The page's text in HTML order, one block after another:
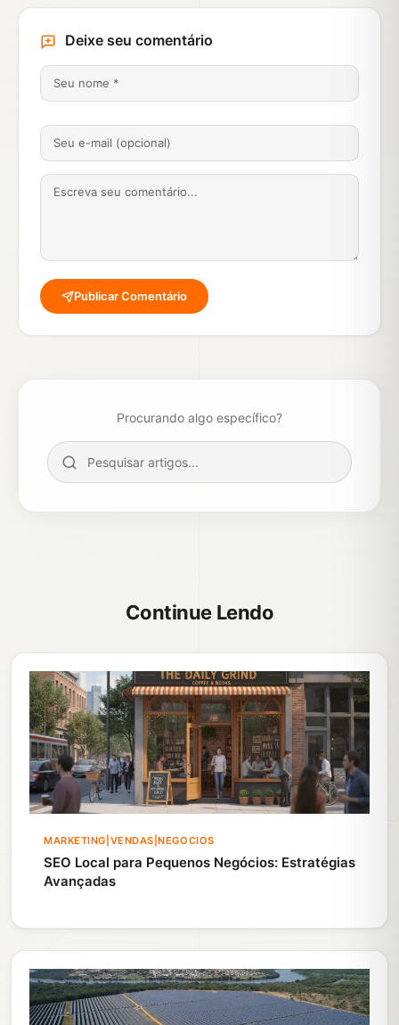
Deixe seu comentário
Publicar Comentário
Procurando algo específico?
Continue Lendo
MARKETING|VENDAS|NEGOCIOS
SEO Local para Pequenos Negócios: Estratégias
Avançadas